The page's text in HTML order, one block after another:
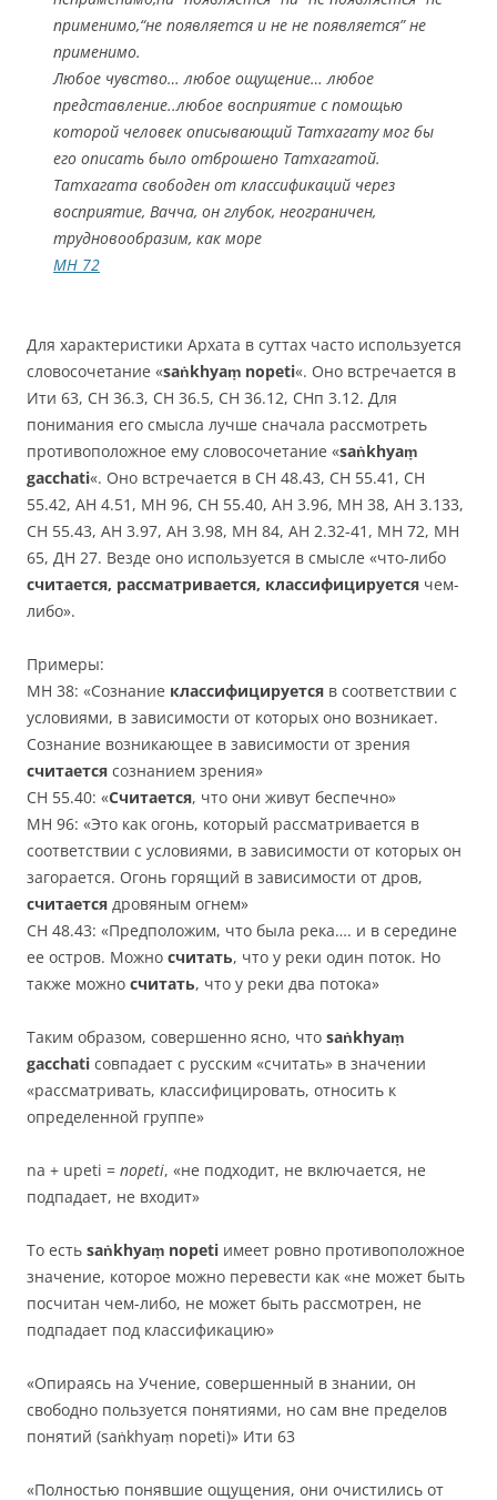
применимо,“не появляется и не не появляется” не
применимо.
Любое чувство… любое ощущение… любое
представление..любое восприятие с помощью
которой человек описывающий Татхагату мог бы
его описать было отброшено Татхагатой.
Татхагата свободен от классификаций через
восприятие, Вачча, он глубок, неограничен,
трудновообразим, как море
МН 72
Для характеристики Архата в суттах часто используется
словосочетание «saṅkhyaṃ nopeti«. Оно встречается в
Ити 63, СН 36.3, СН 36.5, СН 36.12, СНп 3.12. Для
понимания его смысла лучше сначала рассмотреть
противоположное ему словосочетание «saṅkhyaṃ
gacchati«. Оно встречается в СН 48.43, СН 55.41, СН
55.42, АН 4.51, МН 96, СН 55.40, АН 3.96, МН 38, АН 3.133,
СН 55.43, АН 3.97, АН 3.98, МН 84, АН 2.32-41, МН 72, МН
65, ДН 27. Везде оно используется в смысле «что-либо
считается, рассматривается, классифицируется чем-
либо».
Примеры:
МН 38: «Сознание классифицируется в соответствии с
условиями, в зависимости от которых оно возникает.
Сознание возникающее в зависимости от зрения
считается сознанием зрения»
СН 55.40: «Считается, что они живут беспечно»
МН 96: «Это как огонь, который рассматривается в
соответствии с условиями, в зависимости от которых он
загорается. Огонь горящий в зависимости от дров,
считается дровяным огнем»
СН 48.43: «Предположим, что была река…. и в середине
ее остров. Можно считать, что у реки один поток. Но
также можно считать, что у реки два потока»
Таким образом, совершенно ясно, что saṅkhyaṃ
gacchati совпадает с русским «считать» в значении
«рассматривать, классифицировать, относить к
определенной группе»
na + upeti = nopeti, «не подходит, не включается, не
подпадает, не входит»
То есть saṅkhyaṃ nopeti имеет ровно противоположное
значение, которое можно перевести как «не может быть
посчитан чем-либо, не может быть рассмотрен, не
подпадает под классификацию»
«Опираясь на Учение, совершенный в знании, он
свободно пользуется понятиями, но сам вне пределов
понятий (saṅkhyaṃ nopeti)» Ити 63
«Полностью понявшие ощущения, они очистились от